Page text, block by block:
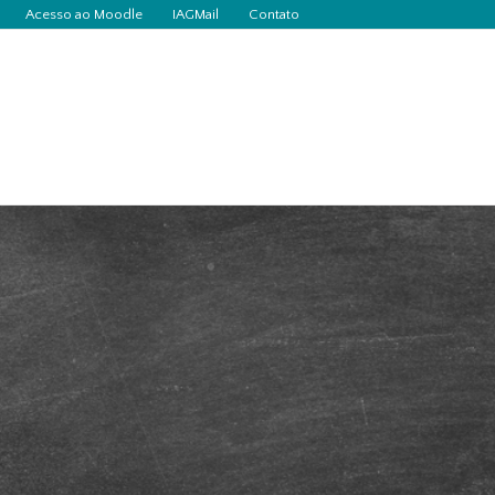
Acesso ao Moodle IAGMail Contato